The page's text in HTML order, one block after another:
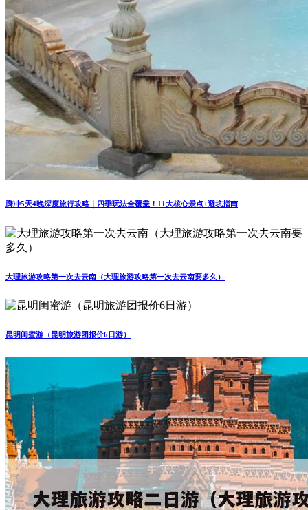
腾冲5天4晚深度旅行攻略｜四季玩法全覆盖！11大核心景点+避坑指南
大理旅游攻略第一次去云南（大理旅游攻略第一次去云南要多久）
昆明闺蜜游（昆明旅游团报价6日游）